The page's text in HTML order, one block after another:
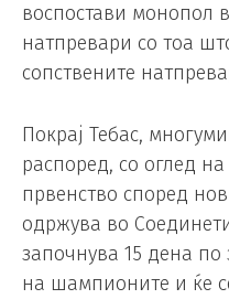
воспостави монопол
натпревари со тоа
сопствените
Покрај Тебас,
распоред, со оглед
првенство според
одржува во
започнува 15 дена
на шампионите и ќе